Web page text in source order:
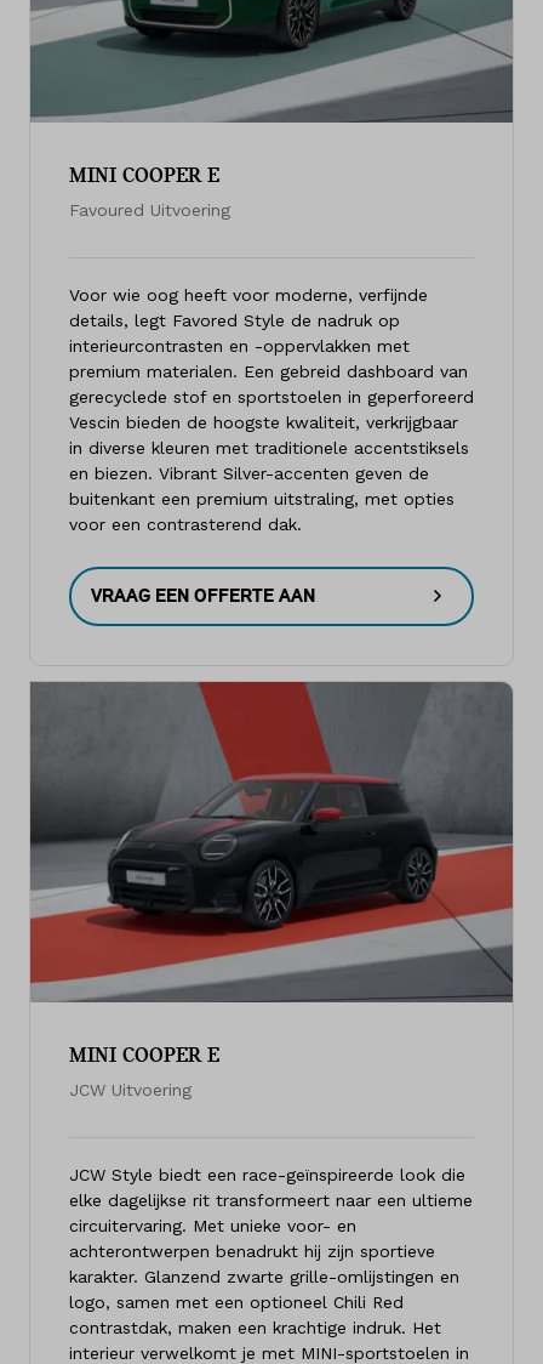
MINI COOPER E
Favoured Uitvoering
Voor wie oog heeft voor moderne, verfijnde
details, legt Favored Style de nadruk op
interieurcontrasten en -oppervlakken met
premium materialen. Een gebreid dashboard van
gerecyclede stof en sportstoelen in geperforeerd
Vescin bieden de hoogste kwaliteit, verkrijgbaar
in diverse kleuren met traditionele accentstiksels
en biezen. Vibrant Silver-accenten geven de
buitenkant een premium uitstraling, met opties
voor een contrasterend dak.
VRAAG EEN OFFERTE AAN
MINI COOPER E
JCW Uitvoering
JCW Style biedt een race-geïnspireerde look die
elke dagelijkse rit transformeert naar een ultieme
circuitervaring. Met unieke voor- en
achterontwerpen benadrukt hij zijn sportieve
karakter. Glanzend zwarte grille-omlijstingen en
logo, samen met een optioneel Chili Red
contrastdak, maken een krachtige indruk. Het
interieur verwelkomt je met MINI-sportstoelen in